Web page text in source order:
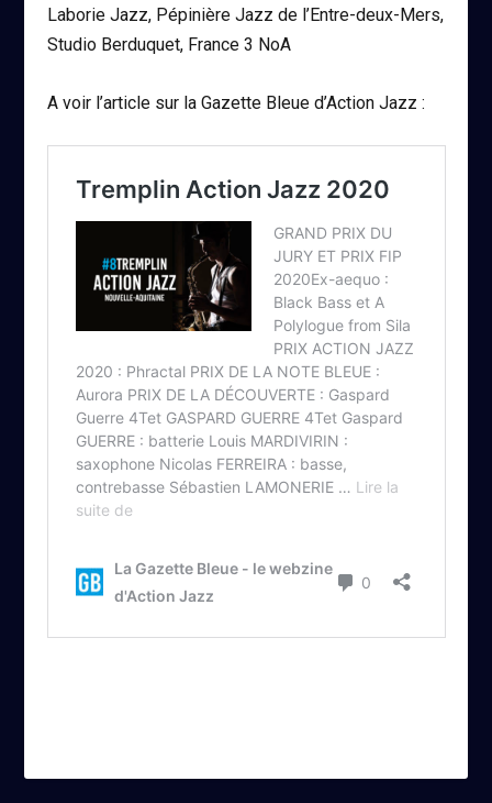
Laborie Jazz, Pépinière Jazz de l’Entre-deux-Mers,
Studio Berduquet, France 3 NoA
A voir l’article sur la Gazette Bleue d’Action Jazz :